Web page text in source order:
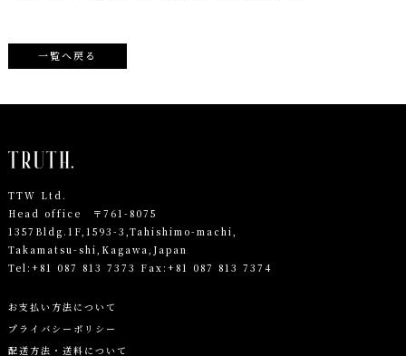
一覧へ戻る
TTW Ltd.
Head office 〒761-8075
1357Bldg.1F,1593-3,Tahishimo-machi,
Takamatsu-shi,Kagawa,Japan
Tel: +81 087 813 7373 Fax:+81 087 813 7374
お支払い方法について
プライバシーポリシー
配送方法・送料について